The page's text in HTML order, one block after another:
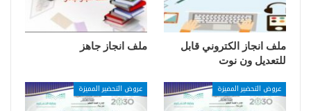
ملف انجاز الكتروني قابل
للتعديل ون نوت
ملف انجاز جاهز
عروض التحضير المميزة عروض التحضير المميزة